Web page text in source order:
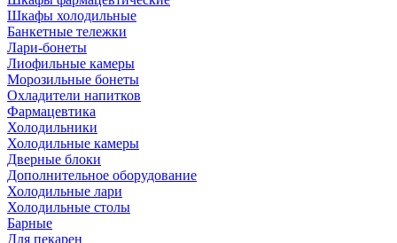
Шкафы холодильные
Банкетные тележки
Лари-бонеты
Лиофильные камеры
Морозильные бонеты
Охладители напитков
Фармацевтика
Холодильники
Холодильные камеры
Дверные блоки
Дополнительное оборудование
Холодильные лари
Холодильные столы
Барные
Для пекарен